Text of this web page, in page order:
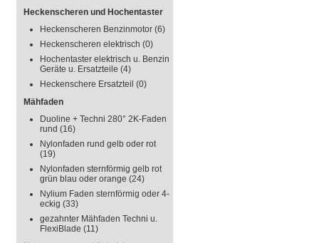
Heckenscheren und Hochentaster
Heckenscheren Benzinmotor (6)
Heckenscheren elektrisch (0)
Hochentaster elektrisch u. Benzin
Geräte u. Ersatzteile (4)
Heckenschere Ersatzteil (0)
Mähfaden
Duoline + Techni 280° 2K-Faden
rund (16)
Nylonfaden rund gelb oder rot
(19)
Nylonfaden sternförmig gelb rot
grün blau oder orange (24)
Nylium Faden sternförmig oder 4-
eckig (33)
gezahnter Mähfaden Techni u.
FlexiBlade (11)